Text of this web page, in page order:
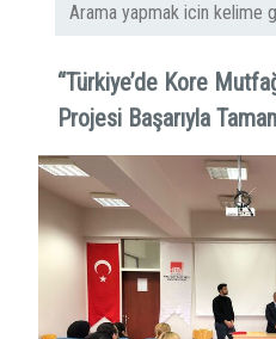
“Türkiye’de Kore
Projesi Başarıyla